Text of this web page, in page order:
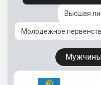
Высшая
Молодежное